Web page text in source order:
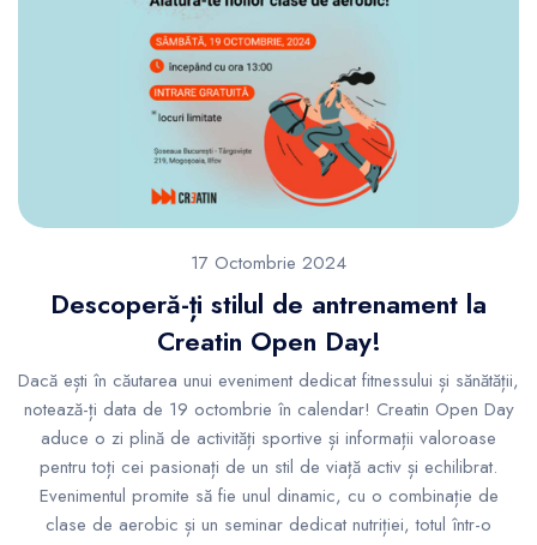
17 Octombrie 2024
Descoperă-ți stilul de antrenament la
Creatin Open Day!
Dacă ești în căutarea unui eveniment dedicat fitnessului și sănătății,
notează-ți data de 19 octombrie în calendar! Creatin Open Day
aduce o zi plină de activități sportive și informații valoroase
pentru toți cei pasionați de un stil de viață activ și echilibrat.
Evenimentul promite să fie unul dinamic, cu o combinație de
clase de aerobic și un seminar dedicat nutriției, totul într-o